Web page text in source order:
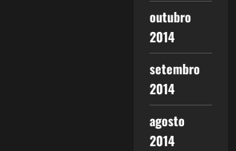
outubro
2014
setembro
2014
agosto
2014